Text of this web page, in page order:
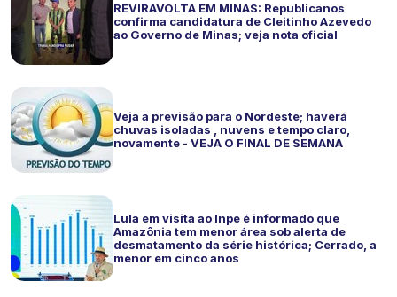
REVIRAVOLTA EM MINAS: Republicanos
confirma candidatura de Cleitinho Azevedo
ao Governo de Minas; veja nota oficial
Veja a previsão para o Nordeste; haverá
chuvas isoladas , nuvens e tempo claro,
novamente - VEJA O FINAL DE SEMANA
Lula em visita ao Inpe é informado que
Amazônia tem menor área sob alerta de
desmatamento da série histórica; Cerrado, a
menor em cinco anos